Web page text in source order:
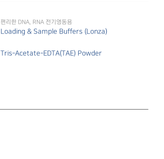
편리한 DNA, RNA 전기영동용
Loading & Sample Buffers (Lonza)
Tris-Acetate-EDTA(TAE) Powder